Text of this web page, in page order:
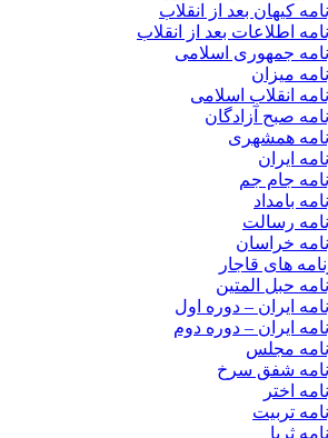
کیهان بعد از انقلاب
اطلاعات بعد از انقلاب
جمهوری اسلامی
میزان
انقلاب اسلامی
صبح آزادگان
همشهری
ایران
جام جم
بامداد
رسالت
خراسان
های قاجار
حبل المتین
ایران – دوره اول
ایران – دوره دوم
مجلس
شفق سرخ
اختر
تربیت
ثریا